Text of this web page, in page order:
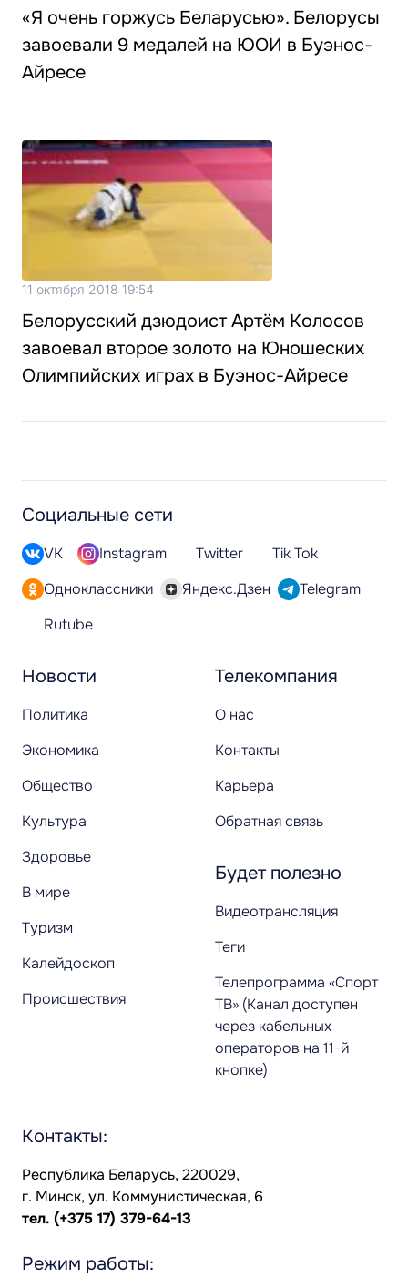
«Я очень горжусь Беларусью». Белорусы
завоевали 9 медалей на ЮОИ в Буэнос-
Айресе
11 октября 2018 19:54
Белорусский дзюдоист Артём Колосов
завоевал второе золото на Юношеских
Олимпийских играх в Буэнос-Айресе
Новости
Политика
Экономика
Общество
Культура
Здоровье
В мире
Туризм
Калейдоскоп
Происшествия
Телекомпания
О нас
Контакты
Карьера
Обратная связь
Будет полезно
Видеотрансляция
Теги
Телепрограмма «Спорт
ТВ» (Канал доступен
через кабельных
операторов на 11-й
кнопке)
Социальные сети
VK Instagram Twitter
Tik Tok
Одноклассники
Яндекс.Дзен
Telegram
Rutube
Контакты:
Республика Беларусь, 220029,
г. Минск, ул. Коммунистическая, 6
тел. (+375 17) 379-64-13
Режим работы: